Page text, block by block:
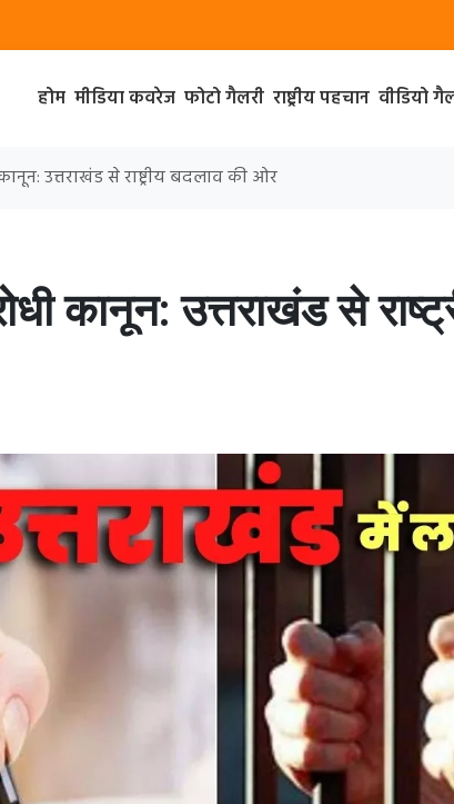
होम मीडिया कवरेज फोटो गैलरी राष्ट्रीय पहचान वीडियो
उत्तराखंड से राष्ट्रीय बदलाव की ओर
कानून: उत्तराखंड से